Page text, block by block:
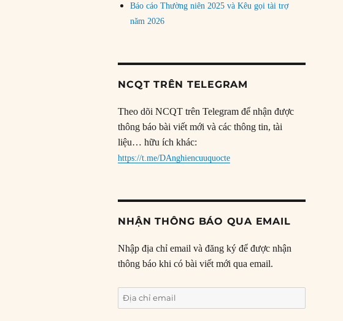
Báo cáo Thường niên 2025 và Kêu gọi tài trợ
năm 2026
NCQT TRÊN TELEGRAM
Theo dõi NCQT trên Telegram để nhận được
thông báo bài viết mới và các thông tin, tài
liệu… hữu ích khác:
https://t.me/DAnghiencuuquocte
NHẬN THÔNG BÁO QUA EMAIL
Nhập địa chỉ email và đăng ký để được nhận
thông báo khi có bài viết mới qua email.
Địa
chỉ